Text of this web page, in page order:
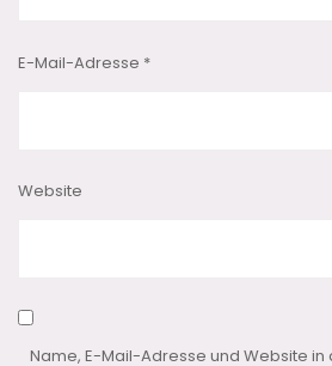
E-Mail-Adresse *
Website
Name, E-Mail-Adresse und Website